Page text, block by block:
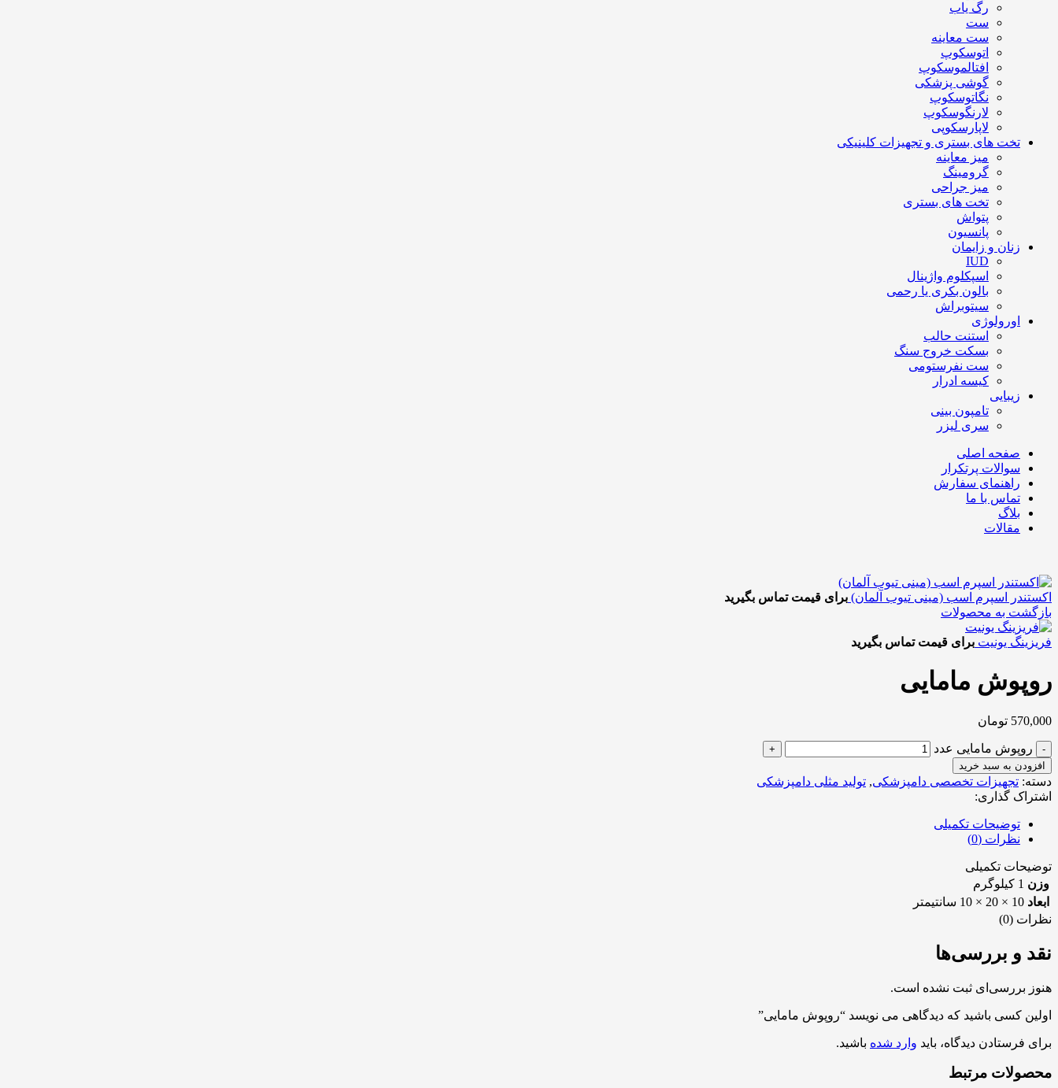
رگ یاب
ست
ست معاینه
اتوسکوپ
افتالموسکوپ
گوشی پزشکی
نگاتوسکوپ
لارنگوسکوپ
لاپارسکوپی
تخت های بستری و تجهیزات کلینیکی
میز معاینه
گرومینگ
میز جراحی
تخت های بستری
پتواش
پانسیون
زنان و زایمان
IUD
اسپکلوم واژینال
بالون بکری یا رحمی
سیتوبراش
اورولوژی
استنت حالب
بسکت خروج سنگ
ست نفرستومی
کیسه ادرار
زیبایی
تامپون بینی
سری لیزر
صفحه اصلی
سوالات پرتکرار
راهنمای سفارش
تماس با ما
بلاگ
مقالات
اکستندر اسپرم اسب (مینی تیوب آلمان) برای قیمت تماس بگیرید
بازگشت به محصولات
فریزینگ یونیت برای قیمت تماس بگیرید
روپوش مامایی
570,000 تومان
روپوش مامایی عدد
افزودن به سبد خرید
دسته: تجهیزات تخصصی دامپزشکی, تولید مثلی دامپزشکی
اشتراک گذاری:
توضیحات تکمیلی
نظرات (0)
توضیحات تکمیلی
وزن 1 کیلوگرم
ابعاد 10 × 20 × 10 سانتیمتر
نظرات (0)
نقد و بررسی‌ها
هنوز بررسی‌ای ثبت نشده است.
اولین کسی باشید که دیدگاهی می نویسد “روپوش مامایی”
برای فرستادن دیدگاه، باید وارد شده باشید.
محصولات مرتبط